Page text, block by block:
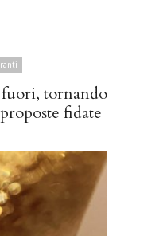
tornando
fidate